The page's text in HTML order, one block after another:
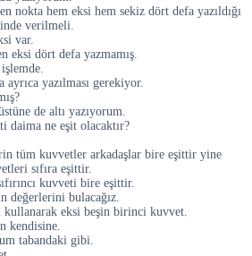
nokta hem eksi hem sekiz dört defa yazıldığı
verilmeli.
var.
eksi dört defa yazmamış.
ayrıca yazılması gerekiyor.
de altı yazıyorum.
daima ne eşit olacaktır?
tüm kuvvetler arkadaşlar bire eşittir yine
sıfıra eşittir.
kuvveti bire eşittir.
değerlerini bulacağız.
kullanarak eksi beşin birinci kuvvet.
kendisine.
tabandaki gibi.